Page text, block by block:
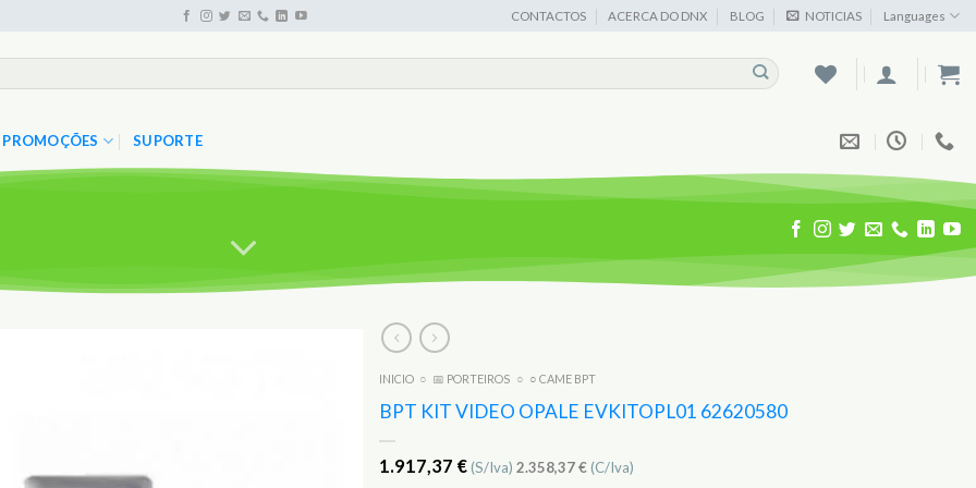
CONTACTOS ACERCA DO DNX BLOG NOTICIAS Languages
PROMOÇÕES SUPORTE
INICIO ○ 📅 PORTEIROS ○ ○ CAME BPT
BPT KIT VIDEO OPALE EVKITOPL01 62620580
1.917,37 € (S/Iva) 2.358,37€ (C/Iva)